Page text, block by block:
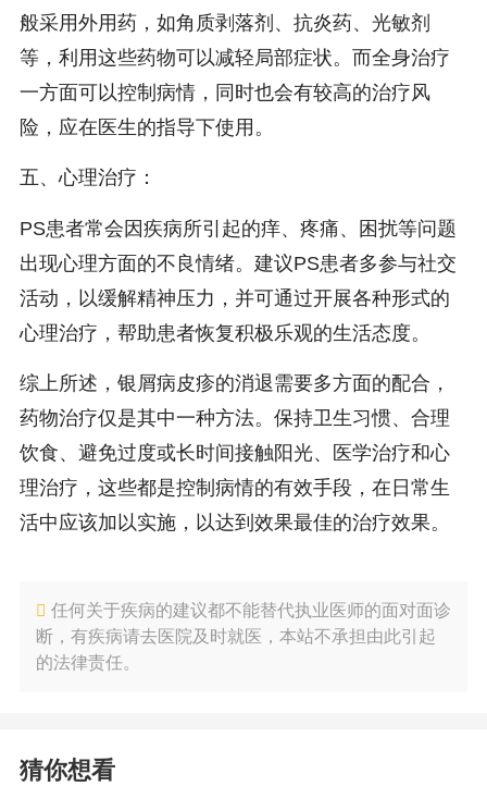
般采用外用药，如角质剥落剂、抗炎药、光敏剂
等，利用这些药物可以减轻局部症状。而全身治疗
一方面可以控制病情，同时也会有较高的治疗风
险，应在医生的指导下使用。
五、心理治疗：
PS患者常会因疾病所引起的痒、疼痛、困扰等问题
出现心理方面的不良情绪。建议PS患者多参与社交
活动，以缓解精神压力，并可通过开展各种形式的
心理治疗，帮助患者恢复积极乐观的生活态度。
综上所述，银屑病皮疹的消退需要多方面的配合，
药物治疗仅是其中一种方法。保持卫生习惯、合理
饮食、避免过度或长时间接触阳光、医学治疗和心
理治疗，这些都是控制病情的有效手段，在日常生
活中应该加以实施，以达到效果最佳的治疗效果。
任何关于疾病的建议都不能替代执业医师的面对面诊
断，有疾病请去医院及时就医，本站不承担由此引起
的法律责任。
猜你想看